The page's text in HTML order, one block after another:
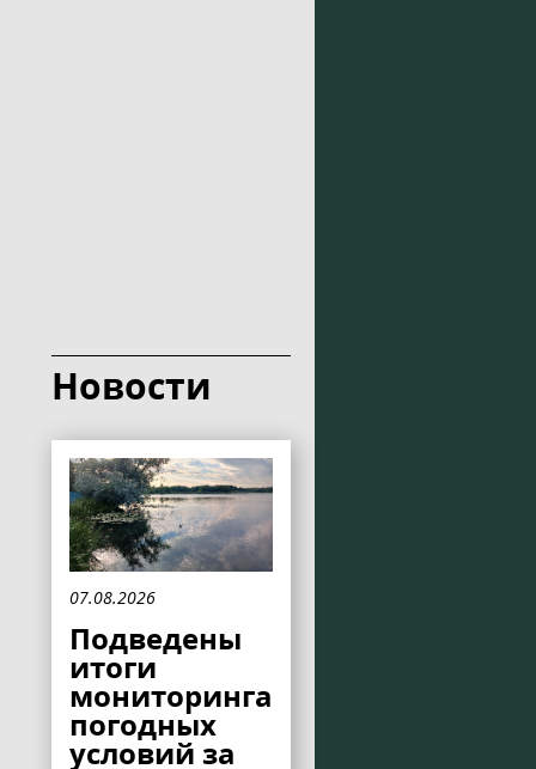
Новости
07.08.2026
Подведены
итоги
мониторинга
погодных
условий за